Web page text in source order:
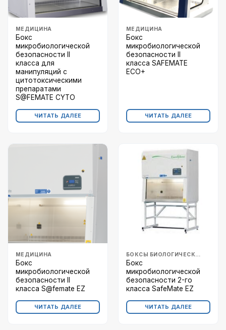
МЕДИЦИНА
Бокс
микробиологической
безопасности II
класса для
манипуляций с
цитотоксическими
препаратами
S@FEMATE CYTO
ЧИТАТЬ ДАЛЕЕ
МЕДИЦИНА
Бокс
микробиологической
безопасности II
класса SAFEMATE
ECO+
ЧИТАТЬ ДАЛЕЕ
МЕДИЦИНА
Бокс
микробиологической
безопасности II
класса S@femate EZ
ЧИТАТЬ ДАЛЕЕ
Бокс
микробиологической
безопасности 2-го
класса SafeMate EZ
ЧИТАТЬ ДАЛЕЕ